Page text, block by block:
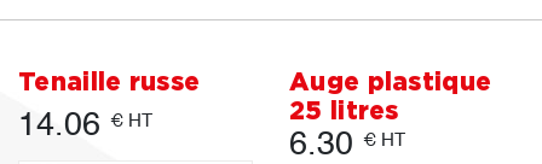
Tenaille russe
14.06 € HT
Auge plastique
25 litres
6.30 € HT